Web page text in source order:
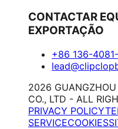
CONTACTAR
EXPORTAÇÃO
+86 136-
2026
CO., LTD - ALL
PRIVACY POLICY
SERVICECOOKIES